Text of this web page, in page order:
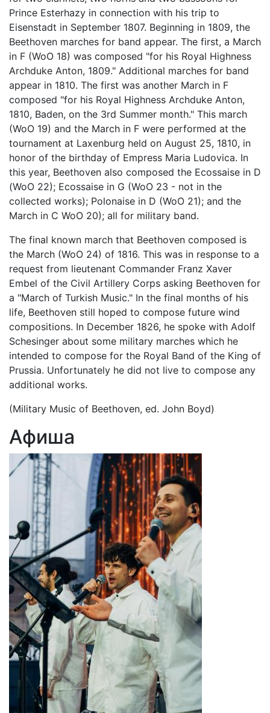
Prince Esterhazy in connection with his trip to
Eisenstadt in September 1807. Beginning in 1809, the
Beethoven marches for band appear. The first, a March
in F (WoO 18) was composed "for his Royal Highness
Archduke Anton, 1809." Additional marches for band
appear in 1810. The first was another March in F
composed "for his Royal Highness Archduke Anton,
1810, Baden, on the 3rd Summer month." This march
(WoO 19) and the March in F were performed at the
tournament at Laxenburg held on August 25, 1810, in
honor of the birthday of Empress Maria Ludovica. In
this year, Beethoven also composed the Ecossaise in D
(WoO 22); Ecossaise in G (WoO 23 - not in the
collected works); Polonaise in D (WoO 21); and the
March in C WoO 20); all for military band.
The final known march that Beethoven composed is
the March (WoO 24) of 1816. This was in response to a
request from lieutenant Commander Franz Xaver
Embel of the Civil Artillery Corps asking Beethoven for
a "March of Turkish Music." In the final months of his
life, Beethoven still hoped to compose future wind
compositions. In December 1826, he spoke with Adolf
Schesinger about some military marches which he
intended to compose for the Royal Band of the King of
Prussia. Unfortunately he did not live to compose any
additional works.
(Military Music of Beethoven, ed. John Boyd)
Афиша